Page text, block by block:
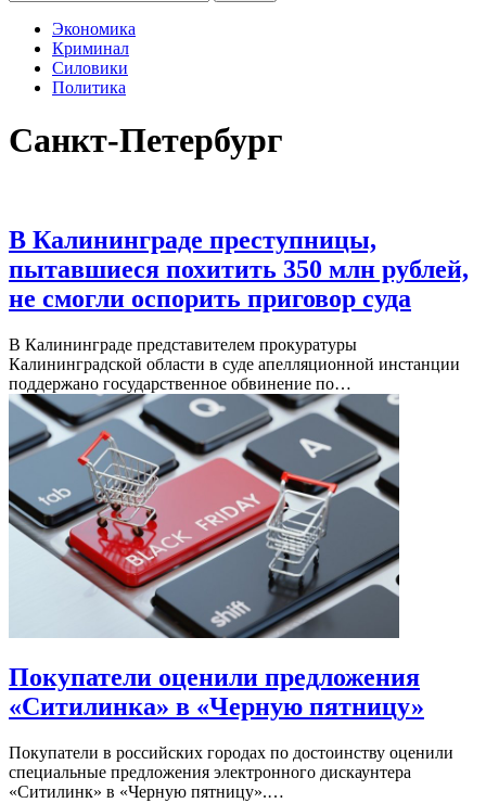
Экономика
Криминал
Силовики
Политика
Санкт-Петербург
В Калининграде преступницы,
пытавшиеся похитить 350 млн рублей,
не смогли оспорить приговор суда
В Калининграде представителем прокуратуры
Калининградской области в суде апелляционной инстанции
поддержано государственное обвинение по…
Покупатели оценили предложения
«Ситилинка» в «Черную пятницу»
Покупатели в российских городах по достоинству оценили
специальные предложения электронного дискаунтера
«Ситилинк» в «Черную пятницу».…